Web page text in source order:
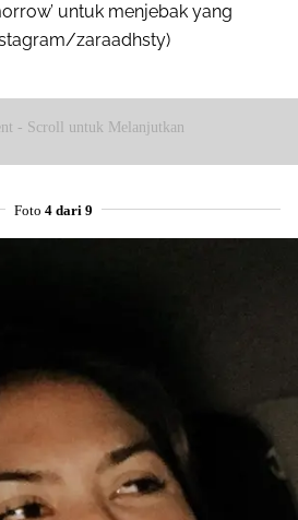
untuk menjebak yang
zaraadhsty)
- Scroll untuk Melanjutkan
Foto 4 dari 9